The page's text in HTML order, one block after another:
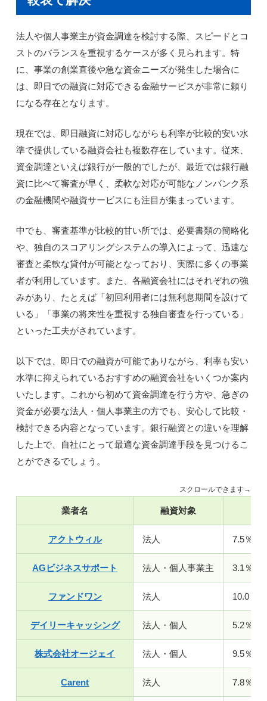
法人や個人事業主が資金調達を検討する際、スピードとコ
ストのバランスを重視するケースが多く見られます。特
に、事業の創業直後や急な資金ニーズが発生した場合に
は、即日での融資に対応できる金融サービスが非常に頼り
になる存在となります。
現在では、即日融資に対応しながらも利率が比較的安い水
準で提供している融資会社も複数存在しています。従来、
資金調達といえば銀行が一般的でしたが、最近では銀行融
資に比べて審査が早く、柔軟な対応が可能なノンバンク系
の金融機関や融資サービスにも注目が集まっています。
中でも、審査基準が比較的甘い所では、必要書類の簡略化
や、独自のスコアリングシステムの導入によって、迅速な
審査と柔軟な貸付が可能となっており、実際に多くの事業
者が利用しています。また、各融資会社にはそれぞれの強
みがあり、たとえば「初回利用者には無利息期間を設けて
いる」「事業の将来性を重視する独自審査を行っている」
といった工夫がされています。
以下では、即日での融資が可能でありながら、利率も安い
水準に抑えられているおすすめの融資会社をいくつか案内
いたします。これから初めて資金調達を行う方や、急ぎの
資金が必要な法人・個人事業主の方でも、安心して比較・
検討できる内容となっています。銀行融資との違いを理解
した上で、自社にとって最適な資金調達手段を見つけるこ
とができるでしょう。
スクロールできます→
業者名 融資対象
アクトウィル 法人 7.5％～
AGビジネスサポート 法人・個人事業主 3.1％～
ファンドワン 法人 10.0％
デイリーキャッシング 法人・個人 5.2％～
株式会社オージェイ 法人・個人 9.5％～
Carent 法人 7.8％～